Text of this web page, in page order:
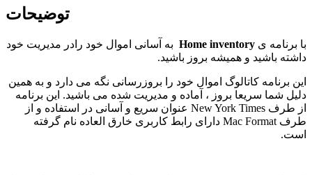
توضیحات
با برنامه ی Home inventory به آسانی اموال خود رادر مدیریت خود
داشته باشید و همیشه بروز باشید.
این برنامه کاتالوگ اموال خود را بروزرسانی نگه می دارد و به همین
دلیل شما سریعا بروز ، آماده و مدیریت شده می باشید. این برنامه
از طرف New York Times عنوان سریع و آسانی در استفاده و از
طرف Mac Format دارای رابط کاربری خارق العاده نام گرفته
است.